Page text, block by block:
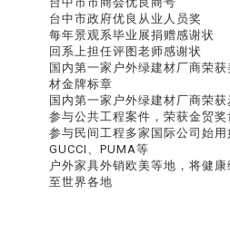
台中市政府优良从业人员奖
每年景观系毕业展捐赠感谢状
回系上担任评图老师感谢状
国内第一家户外绿建材厂商荣
材金牌标章
国内第一家户外绿建材厂商荣
参与公共工程案件，荣获金贸奖
参与民间工程多家国际公司始用
GUCCI、PUMA等
户外家具外销欧美等地，将健
至世界各地